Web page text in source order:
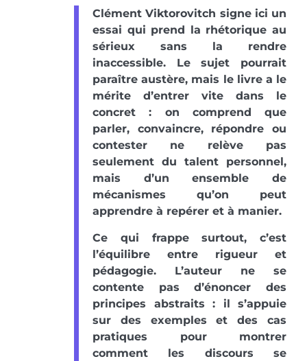
Clément Viktorovitch signe ici un
essai qui prend la rhétorique au
sérieux sans la rendre
inaccessible. Le sujet pourrait
paraître austère, mais le livre a le
mérite d’entrer vite dans le
concret : on comprend que
parler, convaincre, répondre ou
contester ne relève pas
seulement du talent personnel,
mais d’un ensemble de
mécanismes qu’on peut
apprendre à repérer et à manier.
Ce qui frappe surtout, c’est
l’équilibre entre rigueur et
pédagogie. L’auteur ne se
contente pas d’énoncer des
principes abstraits : il s’appuie
sur des exemples et des cas
pratiques pour montrer
comment les discours se